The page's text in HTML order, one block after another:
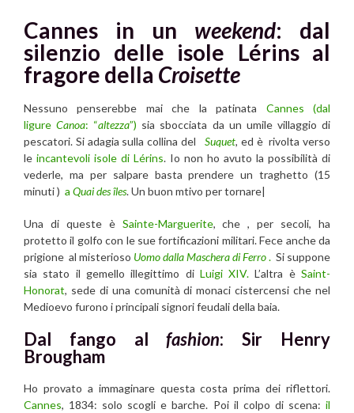
Cannes in un weekend: dal
silenzio delle isole Lérins al
fragore della Croisette
Nessuno penserebbe mai che la patinata Cannes
(dal
ligureCanoa: “altezza”) sia sbocciata da un umile villaggio di
pescatori. Si adagia sulla collina del
Suquet, ed è rivolta verso
le incantevoli isole di Lérins. Io non ho avuto la possibilità di
vederle, ma per salpare basta prendere un traghetto (15
minuti ) a Quai des îles. Un buon mtivo per tornare|
Una di queste è Sainte-Marguerite, che , per secoli, ha
protetto il golfo con le sue fortificazioni militari. Fece anche da
prigione al misterioso Uomo dalla Maschera di Ferro. Si suppone
sia stato il gemello illegittimo di Luigi XIV. L’altra èSaint-
Honorat, sede di una comunità di monaci cistercensi che nel
Medioevo furono i principali signori feudali della baia.
Dal fango alfashion: Sir Henry
Brougham
Ho provato a immaginare questa costa prima dei riflettori.
Cannes, 1834: solo scogli e barche. Poi il colpo di scena: il